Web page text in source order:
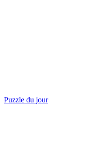
Puzzle du jour